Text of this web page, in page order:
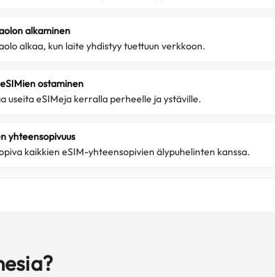
alkaminen
alkaa, kun laite yhdistyy tuettuun verkkoon.
ostaminen
useita eSIMeja kerralla perheelle ja ystäville.
yhteensopivuus
kaikkien eSIM-yhteensopivien älypuhelinten kanssa.